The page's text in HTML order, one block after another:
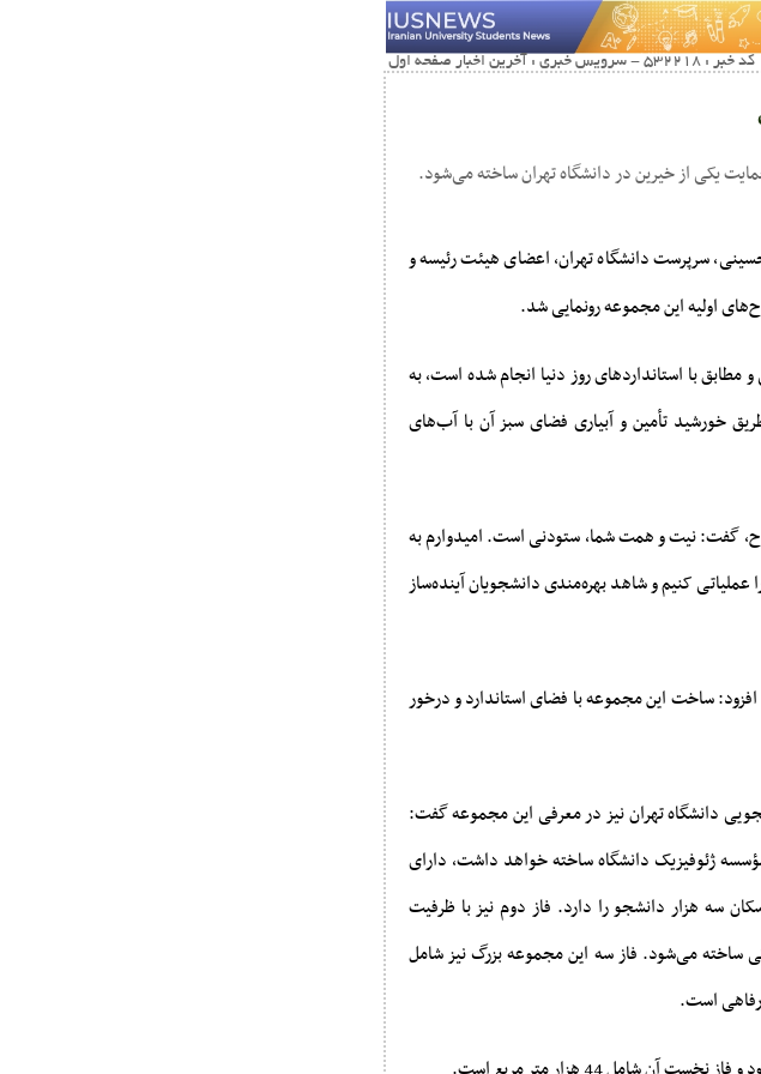
کد خبر : 532218 - سرویس خبری : آخرین اخبار صفحه اول
سرپرست دانشگاه تهران، اعضای هیئت رئیسه و
اولیه این مجموعه رونمایی شد.
با استانداردهای روز دنیا انجام شده است، به
خورشید تأمین و آبیاری فضای سبز آن با آب‌های
گفت: نیت و همت شما، ستودنی است. امیدوارم به
کنیم و شاهد بهره‌مندی دانشجویان آینده‌ساز
ساخت این مجموعه با فضای استاندارد و درخور
دانشگاه تهران نیز در معرفی این مجموعه گفت:
ژئوفیزیک دانشگاه ساخته خواهد داشت، دارای
سه هزار دانشجو را دارد. فاز دوم نیز با ظرفیت
ساخته می‌شود. فاز سه این مجموعه بزرگ نیز شامل